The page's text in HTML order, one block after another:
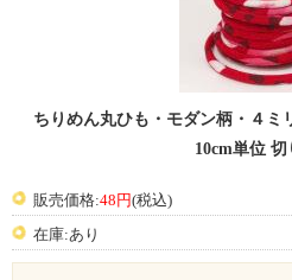
ちりめん丸ひも・モダン柄・４
10cm単位 切
販売価格:48円(税込)
在庫:あり